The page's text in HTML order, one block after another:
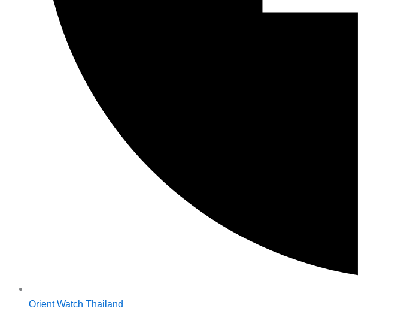
Orient Watch Thailand